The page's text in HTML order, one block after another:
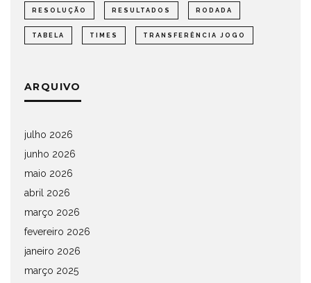
RESOLUÇÃO RESULTADOS RODADA
TABELA TIMES TRANSFERÊNCIA JOGO
ARQUIVO
julho 2026
junho 2026
maio 2026
abril 2026
março 2026
fevereiro 2026
janeiro 2026
março 2025